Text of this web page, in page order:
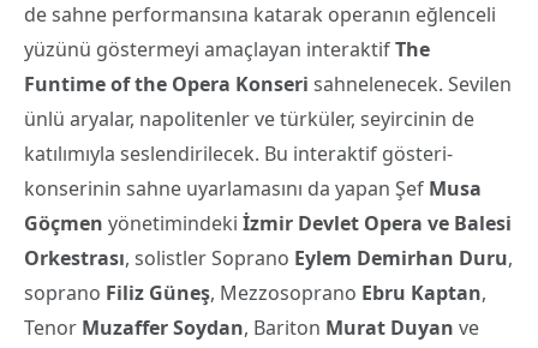
de sahne performansına katarak operanın eğlenceli
yüzünü göstermeyi amaçlayan interaktifThe
Funtime of the Opera Konseri sahnelenecek. Sevilen
ünlü aryalar, napolitenler ve türküler, seyircinin de
katılımıyla seslendirilecek. Bu interaktif gösteri-
konserinin sahne uyarlamasını da yapan Şef Musa
Göçmen yönetimindeki İzmir Devlet Opera ve Balesi
Orkestrası, solistler Soprano Eylem Demirhan Duru,
soprano Filiz Güneş, Mezzosoprano Ebru Kaptan,
Tenor Muzaffer Soydan, Bariton Murat Duyan ve